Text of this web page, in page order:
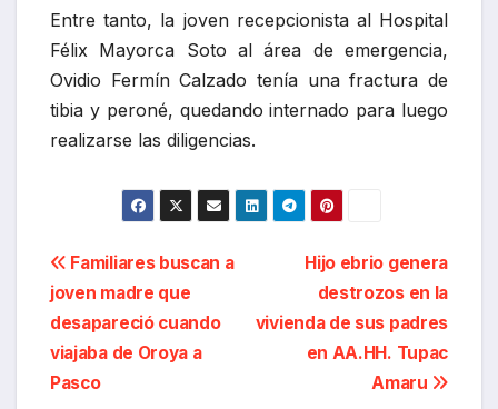
Entre tanto, la joven recepcionista al Hospital
Félix Mayorca Soto al área de emergencia,
Ovidio Fermín Calzado tenía una fractura de
tibia y peroné, quedando internado para luego
realizarse las diligencias.
Navegación
de
entradas
Hijo ebrio genera
destrozos en la
vivienda de sus padres
en AA.HH. Tupac
Amaru
Familiares buscan a
joven madre que
desapareció cuando
viajaba de Oroya a
Pasco